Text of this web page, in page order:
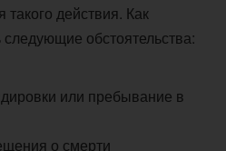
действия. Как
обстоятельства:
или пребывание в
о смерти